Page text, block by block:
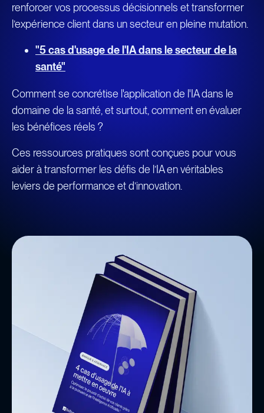
renforcer vos processus décisionnels et transformer
l’expérience client dans un secteur en pleine mutation.
"5 cas d'usage de l'IA dans le secteur de la
santé"
Comment se concrétise l'application de l'IA dans le
domaine de la santé, et surtout, comment en évaluer
les bénéfices réels ?
Ces ressources pratiques sont conçues pour vous
aider à transformer les défis de l’IA en véritables
leviers de performance et d’innovation.